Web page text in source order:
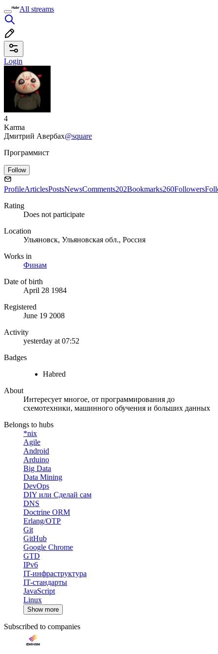
All streams
Login
4
Karma
Дмитрий Авербах@square
Программист
Follow
ProfileArticlesPostsNewsComments202Bookmarks260Followers
Rating
Does not participate
Location
Ульяновск, Ульяновская обл., Россия
Works in
Финам
Date of birth
April 28 1984
Registered
June 19 2008
Activity
yesterday at 07:52
Badges
Habred
About
Интересует многое, от программирования до
схемотехники, машинного обучения и больших данных
Belongs to hubs
*nix
Agile
Android
Arduino
Big Data
Data Mining
DevOps
DIY или Сделай сам
DNS
Doctrine ORM
Erlang/OTP
Git
GitHub
Google Chrome
GTD
IPv6
IT-инфраструктура
IT-стандарты
JavaScript
Linux
Show more
Subscribed to companies